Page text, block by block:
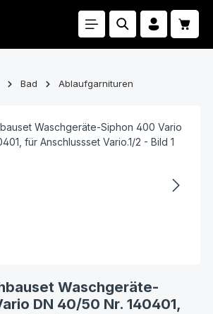
Bad Ablaufgarnituren
Waschgeräte-
DN 40/50 Nr. 140401,